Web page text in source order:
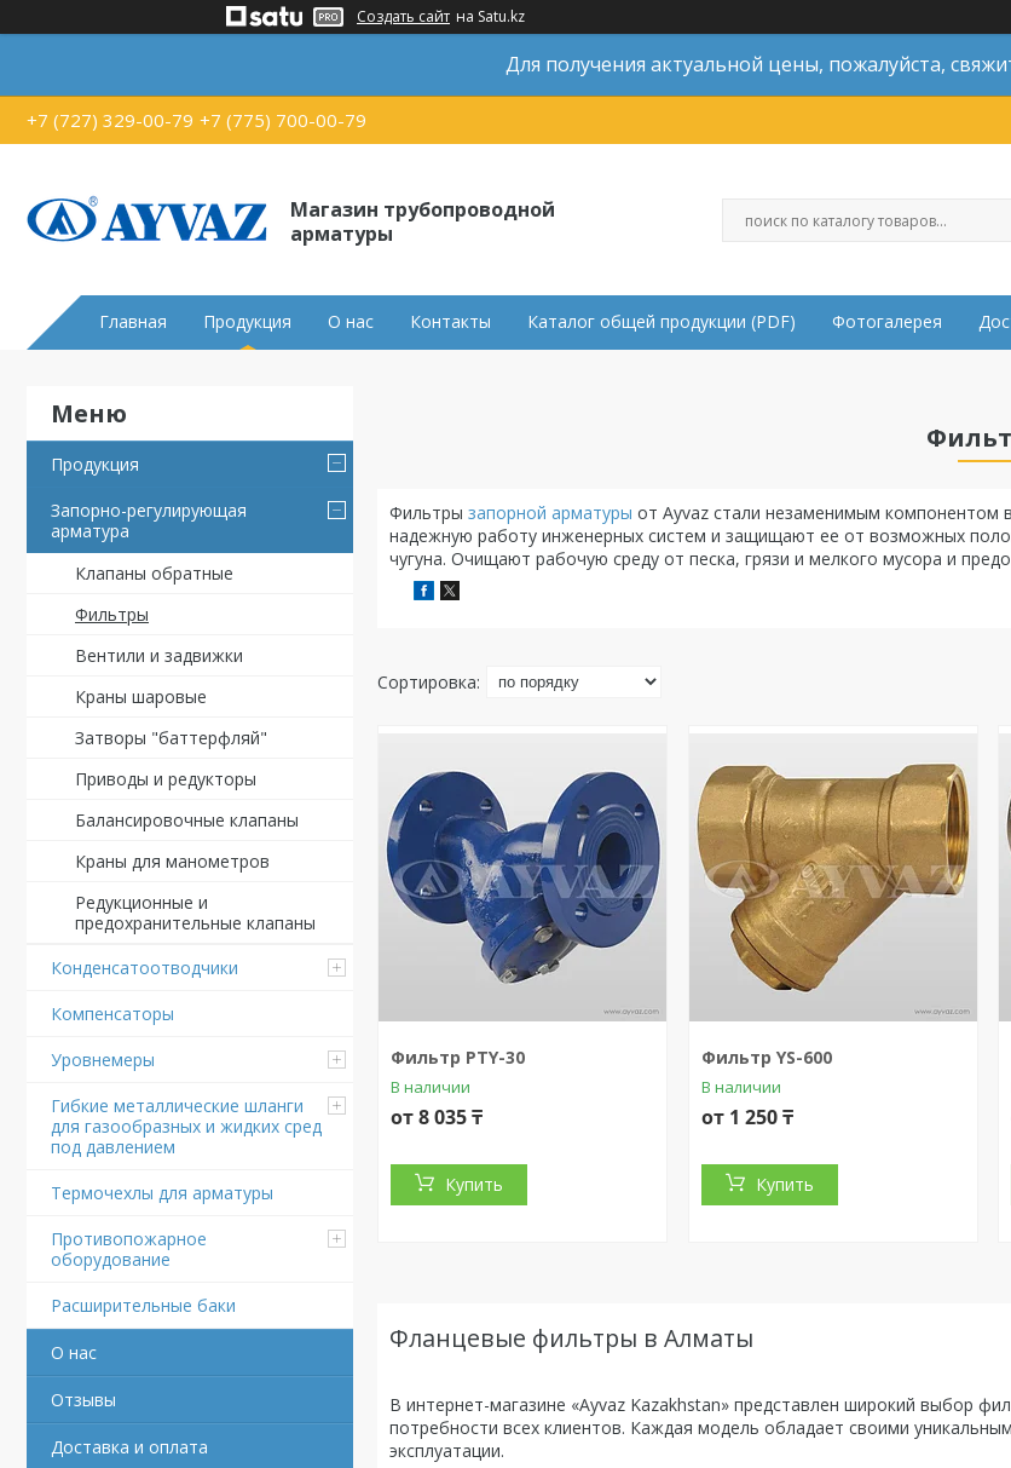
Создать сайт на Satu.kz
Для получения актуальной цены, пожалуйста,
+7 (727) 329-00-79 +7 (775) 700-00-79
Магазин трубопроводной
арматуры
Главная Продукция О нас Контакты Каталог общей продукции (PDF) Фотогалерея
Продукция
Запорно-регулирующая
арматура
Клапаны обратные
Фильтры
Вентили и задвижки
Краны шаровые
Затворы "баттерфляй"
Приводы и редукторы
Балансировочные клапаны
Краны для манометров
Редукционные и
предохранительные клапаны
Конденсатоотводчики
Компенсаторы
Уровнемеры
Гибкие металлические шланги
для газообразных и жидких сред
под давлением
Термочехлы для арматуры
Противопожарное
оборудование
Расширительные баки
О нас
Отзывы
Доставка и оплата
Фильтры запорной арматуры от Ayvaz стали незаменимым компонентом
надежную работу инженерных систем и защищают ее от возможных
чугуна. Очищают рабочую среду от песка, грязи и мелкого мусора и
Фильтр PTY-30
В наличии
от 8 035 ₸
Купить
Фильтр YS-600
В наличии
от 1 250 ₸
Купить
Фланцевые фильтры в Алматы
В интернет-магазине «Ayvaz Kazakhstan» представлен широкий выбор
потребности всех клиентов. Каждая модель обладает своими
эксплуатации.